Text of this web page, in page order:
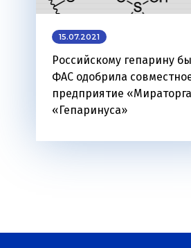
15.07.2021
Российскому гепарину
ФАС одобрила
предприятие
«Гепаринуса»